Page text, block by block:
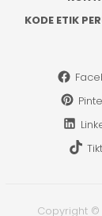
KODE ETIK
Copyright ©